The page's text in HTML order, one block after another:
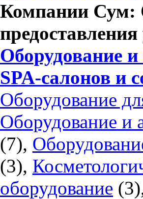
Компании Сум:
предоставления
Оборудование
SPA-салонов и
Оборудование
Оборудование и
(7),
(3),
оборудование